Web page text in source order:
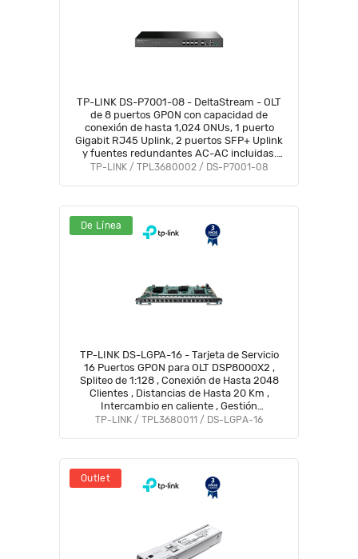
TP-LINK DS-P7001-08 - DeltaStream - OLT
de 8 puertos GPON con capacidad de
conexión de hasta 1,024 ONUs, 1 puerto
Gigabit RJ45 Uplink, 2 puertos SFP+ Uplink
y fuentes redundantes AC-AC incluidas.
Administración desde la nube (DPMS).
TP-LINK / TPL3680002 / DS-P7001-08
De Línea
TP-LINK DS-LGPA-16 - Tarjeta de Servicio
16 Puertos GPON para OLT DSP8000X2 ,
Spliteo de 1:128 , Conexión de Hasta 2048
Clientes , Distancias de Hasta 20 Km ,
Intercambio en caliente , Gestión
Centralizada DPMS.
TP-LINK / TPL3680011 / DS-LGPA-16
Outlet